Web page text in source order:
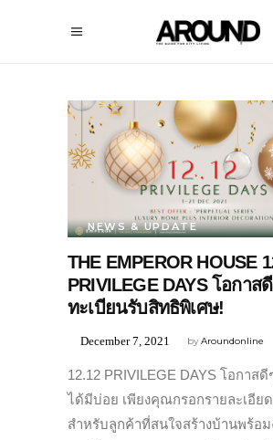
NEWS & UPDATE
THE EMPEROR HOUSE
PRIVILEGE DAYS โอกาส
ทะเบียนรับสิทธิพิเศษ!
byAroundonline
December 7, 2021
12.12 PRIVILEGE DAYS โอกาส
ได้มีบ่อย เพียงคุณกรอกรายละเอีย
สำหรับลูกค้าที่สนใจสร้างบ้านพร้อ